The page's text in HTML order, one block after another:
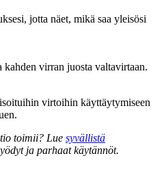
jotta näet, mikä saa yleisösi
kahden virran juosta valtavirtaan.
virtoihin käyttäytymiseen
toimii? Lue syvällistä
ja parhaat käytännöt.